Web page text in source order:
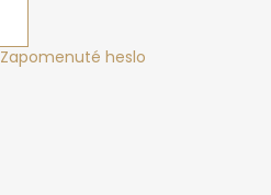
Zapomenuté heslo